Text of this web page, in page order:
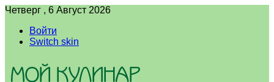
Четверг , 6 Август 2026
Войти
Switch skin